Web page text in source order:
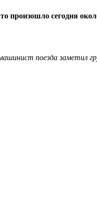
произошло сегодня
поезда заметил